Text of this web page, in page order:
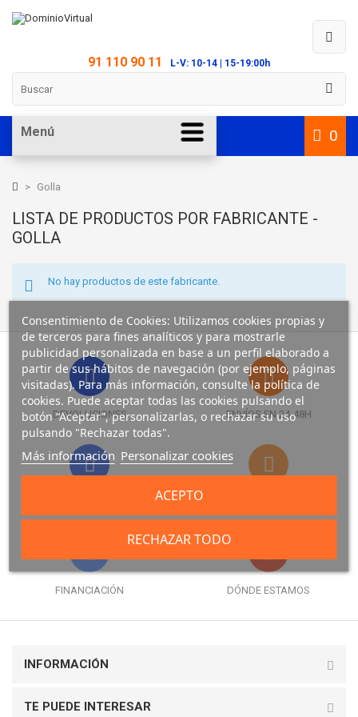
91 110 90 11 L-V: 10-14 | 15-19:00h
0
Menú
> Golla
LISTA DE PRODUCTOS POR FABRICANTE -
GOLLA
No hay productos de este fabricante.
DEVOLUCIONES ENVÍOS EN 24-48H
FINANCIACIÓN DÓNDE ESTAMOS
INFORMACIÓN
TE PUEDE INTERESAR
Consentimiento de Cookies: Utilizamos cookies propias y
de terceros para fines analíticos y para mostrarle
publicidad personalizada en base a un perfil elaborado a
partir de sus hábitos de navegación (por ejemplo, páginas
visitadas). Para más información, consulte la política de
cookies. Puede aceptar todas las cookies pulsando el
botón “Aceptar”, personalizarlas, o rechazar su uso
pulsando "Rechazar todas".
Más información Personalizar cookies
RECHAZAR TODO
ACEPTO